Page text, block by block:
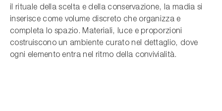
il rituale della scelta e della conservazione, la madia si
inserisce come volume discreto che organizza e
completa lo spazio. Materiali, luce e proporzioni
costruiscono un ambiente curato nel dettaglio, dove
ogni elemento entra nel ritmo della convivialità.